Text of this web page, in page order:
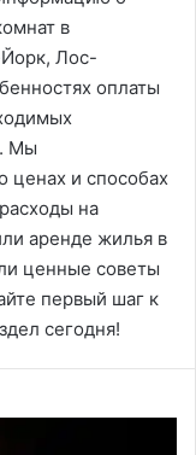
в
Лос-
оплаты
Мы
ценах и способах
на
аренде жилья в
ценные советы
первый шаг к
сегодня!